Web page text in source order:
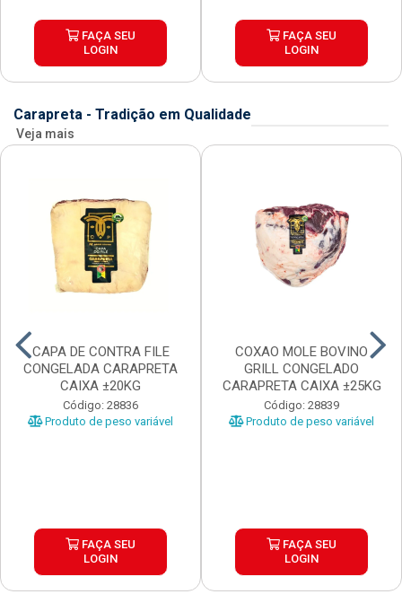
FAÇA SEU
LOGIN
FAÇA SEU
LOGIN
Carapreta - Tradição em Qualidade
Veja mais
CAPA DE CONTRA FILE
CONGELADA CARAPRETA
CAIXA ±20KG
Código: 28836
Produto de peso variável
FAÇA SEU
LOGIN
COXAO MOLE BOVINO
GRILL CONGELADO
CARAPRETA CAIXA ±25KG
Código: 28839
Produto de peso variável
FAÇA SEU
LOGIN